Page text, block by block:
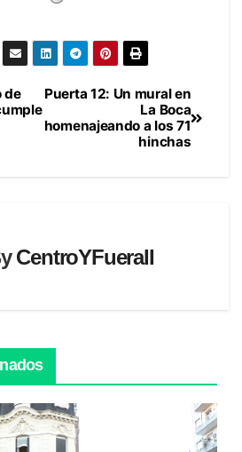
Puerta 12: Un mural en
La Boca
homenajeando a los 71
hinchas
de
CentroYFueraII